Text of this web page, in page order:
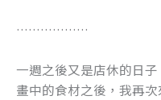
………………
一週之後又是店休的日
畫中的食材之後，我再